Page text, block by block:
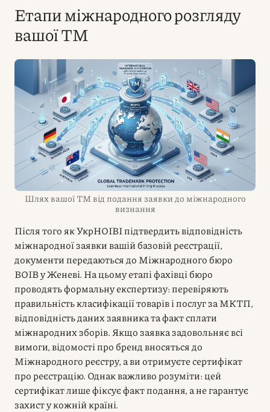
Етапи міжнародного розгляду
вашої ТМ
Шлях вашої ТМ від подання заявки до міжнародного
визнання
Після того як УкрНОІВІ підтвердить відповідність
міжнародної заявки вашій базовій реєстрації,
документи передаються до Міжнародного бюро
ВОІВ у Женеві. На цьому етапі фахівці бюро
проводять формальну експертизу: перевіряють
правильність класифікації товарів і послуг за МКТП,
відповідність даних заявника та факт сплати
міжнародних зборів. Якщо заявка задовольняє всі
вимоги, відомості про бренд вносяться до
Міжнародного реєстру, а ви отримуєте сертифікат
про реєстрацію. Однак важливо розуміти: цей
сертифікат лише фіксує факт подання, а не гарантує
захист у кожній країні.